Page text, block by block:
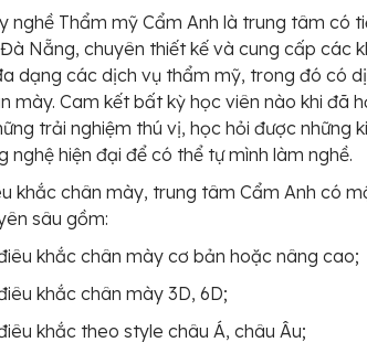
nghề Thẩm mỹ Cẩm Anh là trung tâm có
Nẵng, chuyên thiết kế và cung cấp các
dạng các dịch vụ thẩm mỹ, trong đó có
mày. Cam kết bất kỳ học viên nào khi đã
trải nghiệm thú vị, học hỏi được những
nghệ hiện đại để có thể tự mình làm nghề.
khắc chân mày, trung tâm Cẩm Anh có
sâu gồm:
khắc chân mày cơ bản hoặc nâng cao;
khắc chân mày 3D, 6D;
khắc theo style châu Á, châu Âu;